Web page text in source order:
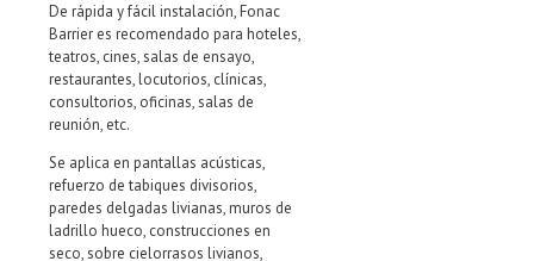
De rápida y fácil instalación, Fonac
Barrier es recomendado para hoteles,
teatros, cines, salas de ensayo,
restaurantes, locutorios, clínicas,
consultorios, oficinas, salas de
reunión, etc.
Se aplica en pantallas acústicas,
refuerzo de tabiques divisorios,
paredes delgadas livianas, muros de
ladrillo hueco, construcciones en
seco, sobre cielorrasos livianos,